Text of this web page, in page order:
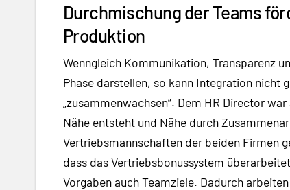
Durchmischung der Teams
Produktion
Wenngleich Kommunikation, Transparenz
Phase darstellen, so kann Integration nicht
„zusammenwachsen“. Dem HR Director
Nähe entsteht und Nähe durch
Vertriebsmannschaften der beiden Firmen
dass das Vertriebsbonussystem
Vorgaben auch Teamziele. Dadurch